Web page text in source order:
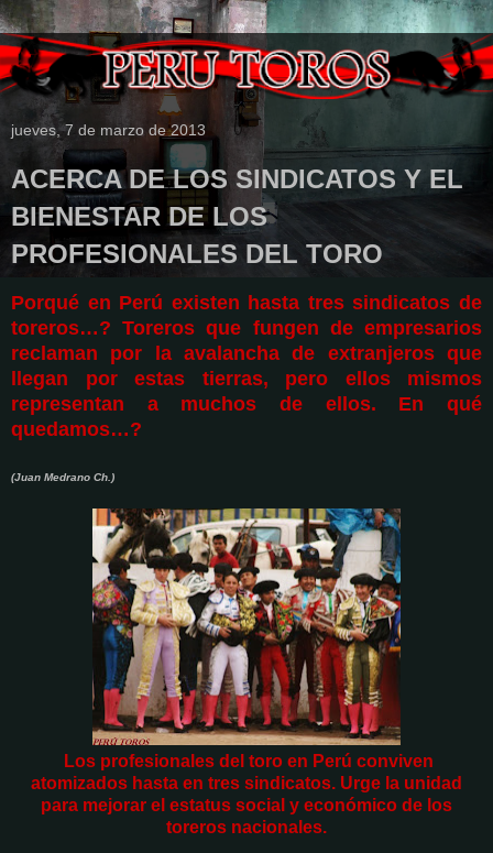
jueves, 7 de marzo de 2013
ACERCA DE LOS SINDICATOS Y EL
BIENESTAR DE LOS
PROFESIONALES DEL TORO
Porqué en Perú existen hasta tres sindicatos de
toreros…? Toreros que fungen de empresarios
reclaman por la avalancha de extranjeros que
llegan por estas tierras, pero ellos mismos
representan a muchos de ellos. En qué
quedamos…?
(Juan Medrano Ch.)
Los profesionales del toro en Perú conviven
atomizados hasta en tres sindicatos. Urge la unidad
para mejorar el estatus social y económico de los
toreros nacionales.